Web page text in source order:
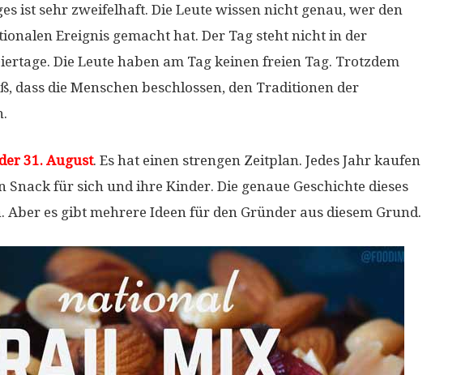
ist sehr zweifelhaft. Die Leute wissen nicht genau, wer den
Ereignis gemacht hat. Der Tag steht nicht in der
Die Leute haben am Tag keinen freien Tag. Trotzdem
dass die Menschen beschlossen, den Traditionen der
der 31. August. Es hat einen strengen Zeitplan. Jedes Jahr kaufen
Snack für sich und ihre Kinder. Die genaue Geschichte dieses
Aber es gibt mehrere Ideen für den Gründer aus diesem Grund.